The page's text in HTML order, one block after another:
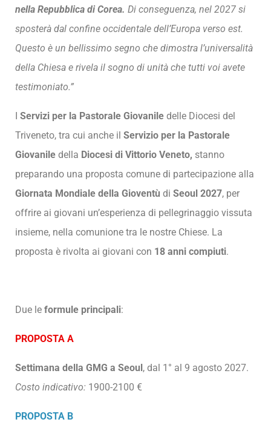
nella Repubblica di Corea. Di conseguenza, nel 2027 si
sposterà dal confine occidentale dell’Europa verso est.
Questo è un bellissimo segno che dimostra l’universalità
della Chiesa e rivela il sogno di unità che tutti voi avete
testimoniato.”
I Servizi per la Pastorale Giovanile delle Diocesi del
Triveneto, tra cui anche il Servizio per la Pastorale
Giovanile della Diocesi di Vittorio Veneto, stanno
preparando una proposta comune di partecipazione alla
Giornata Mondiale della Gioventù di Seoul 2027, per
offrire ai giovani un’esperienza di pellegrinaggio vissuta
insieme, nella comunione tra le nostre Chiese. La
proposta è rivolta ai giovani con 18 anni compiuti.
Due le formule principali:
PROPOSTA A
Settimana della GMG a Seoul, dal 1° al 9 agosto 2027.
Costo indicativo: 1900-2100 €
PROPOSTA B